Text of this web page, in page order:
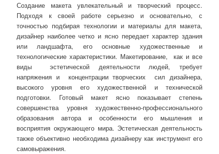
Создание макета увлекательный и творческий процесс.
Подходя к своей работе серьезно и основательно, с
точностью подбирая технологии и материалы для макета,
дизайнер наиболее четко и ясно передает характер здания
или ландшафта, его основные художественные и
технологические характеристики. Макетирование, как и все
виды эстетической деятельности людей, требует
напряжения и концентрации творческих сил дизайнера,
высокого уровня его художественной и технической
подготовки. Готовый макет ясно показывает степень
совершенства уровня художественно-профессионального
образования автора и особенности его мышления и
восприятия окружающего мира. Эстетическая деятельность
также объективно необходима дизайнеру как инструмент его
самовыражения.